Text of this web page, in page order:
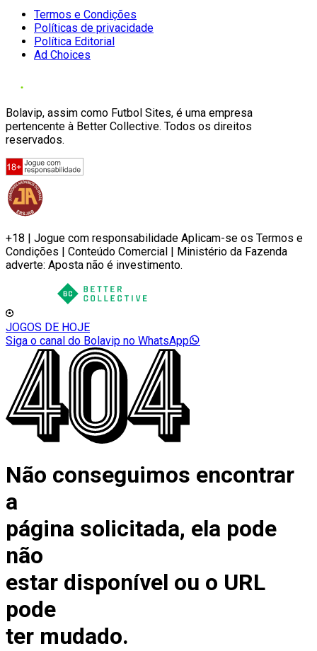
Termos e Condições
Políticas de privacidade
Política Editorial
Ad Choices
Bolavip, assim como Futbol Sites, é uma empresa
pertencente à Better Collective. Todos os direitos
reservados.
+18 | Jogue com responsabilidade Aplicam-se os Termos e
Condições | Conteúdo Comercial | Ministério da Fazenda
adverte: Aposta não é investimento.
JOGOS DE HOJE
Siga o canal do Bolavip no WhatsApp
Não conseguimos encontrar
a
página solicitada, ela pode
não
estar disponível ou o URL
pode
ter mudado.